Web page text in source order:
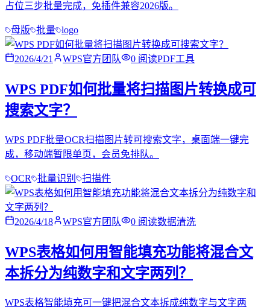
占位三步批量完成，免插件兼容2026版。
母版 批量 logo
2026/4/21 WPS官方团队 0 阅读PDF工具
WPS PDF如何批量将扫描图片转换成可
搜索文字？
WPS PDF批量OCR扫描图片转可搜索文字，桌面端一键完
成，移动端暂限单页，会员免排队。
OCR 批量识别 扫描件
2026/4/18 WPS官方团队 0 阅读数据清洗
WPS表格如何用智能填充功能将混合文
本拆分为纯数字和文字两列？
WPS表格智能填充可一键把混合文本拆成纯数字与文字两